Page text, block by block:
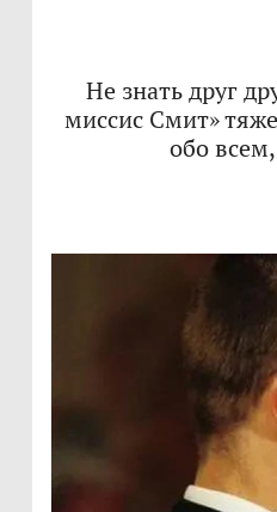
Не знать друг
миссис Смит»
обо